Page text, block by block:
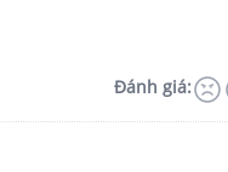
Đánh giá: